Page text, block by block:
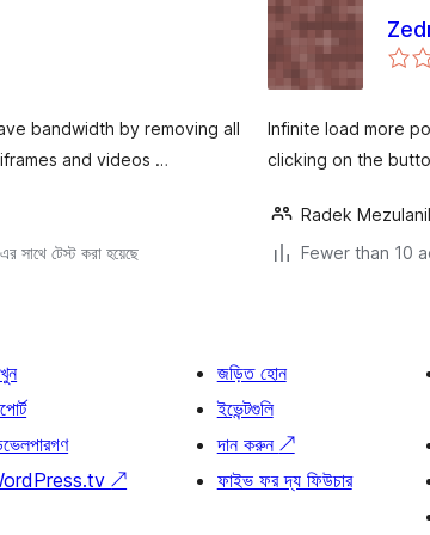
bandwidth by removing all
and videos …
সাথে টেস্ট করা হয়েছে
Infinite load more
clicking on the
Radek
Fewer than 10
↗
জড়িত হোন
ইভেন্টগুলি
দান করুন ↗
ফাইভ ফর দ্য ফিউচার